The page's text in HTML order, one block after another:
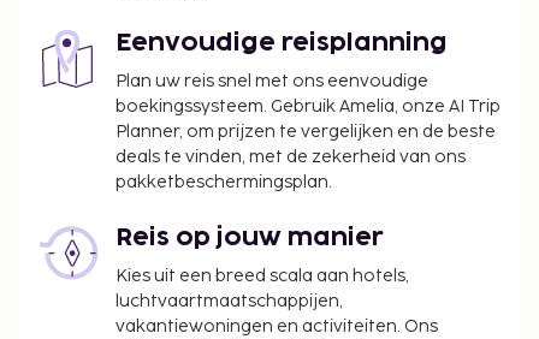
accommodatie aan ons heeft doorgegeven.
Toeslag voor late check-in tussen middernacht
en 07.00 uur
Deze lijst is mogelijk niet volledig. Toeslagen en
borgsommen zijn mogelijk excl. btw en kunnen
wijzigen.
Kinderen komen mogelijk niet in aanmerking
voor gratis ontbijt.
Eenvoudige reisplanning
Plan uw reis snel met ons eenvoudige
boekingssysteem. Gebruik Amelia, onze AI Trip
Planner, om prijzen te vergelijken en de beste
deals te vinden, met de zekerheid van ons
pakketbeschermingsplan.
Reis op jouw manier
Kies uit een breed scala aan hotels,
luchtvaartmaatschappijen,
vakantiewoningen en activiteiten. Ons